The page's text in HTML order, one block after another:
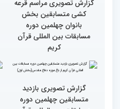
نخستین محفل بین‌المللی
انس با قرآن ویژه بانوان
برگزار شد